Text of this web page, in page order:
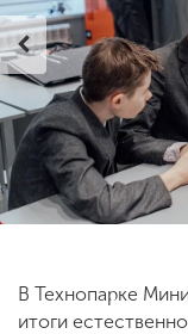
ENG SPN
Приемная
комиссия
В Технопарке
итоги